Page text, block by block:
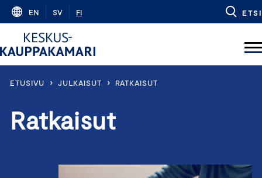
Skip
content
EN SV FI ETSI
ETUSIVU › JULKAISUT › RATKAISUT
Ratkaisut